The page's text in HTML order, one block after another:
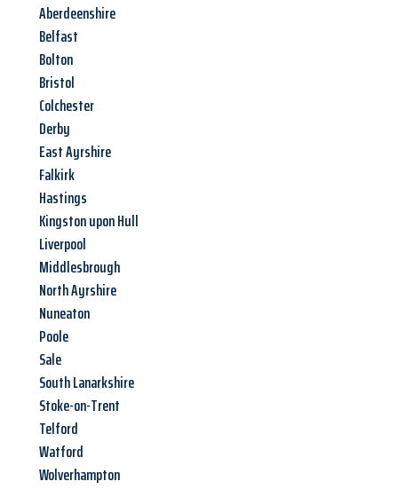
Aberdeenshire
Belfast
Bolton
Bristol
Colchester
Derby
East Ayrshire
Falkirk
Hastings
Kingston upon Hull
Liverpool
Middlesbrough
North Ayrshire
Nuneaton
Poole
Sale
South Lanarkshire
Stoke-on-Trent
Telford
Watford
Wolverhampton